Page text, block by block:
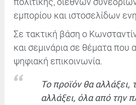
εμπορίου και ιστοσελίδων
Σε τακτική βάση ο
και σεμινάρια σε θέματα που
ψηφιακή επικοινωνία.
Το προϊόν θα αλλάξει,
αλλάξει, όλα από την